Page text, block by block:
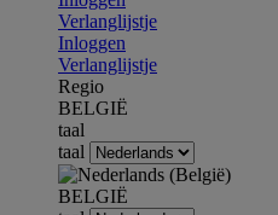
Verlanglijstje
Inloggen
Verlanglijstje
Regio
BELGIË
taal
taal
BELGIË